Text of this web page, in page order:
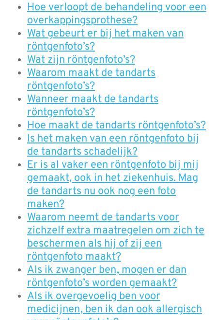
Hoe verloopt de behandeling voor een
overkappingsprothese?
Wat gebeurt er bij het maken van
röntgenfoto’s?
Wat zijn röntgenfoto’s?
Waarom maakt de tandarts
röntgenfoto’s?
Wanneer maakt de tandarts
röntgenfoto’s?
Hoe maakt de tandarts röntgenfoto’s?
Is het maken van een röntgenfoto bij
de tandarts schadelijk?
Er is al vaker een röntgenfoto bij mij
gemaakt, ook in het ziekenhuis. Mag
de tandarts nu ook nog een foto
maken?
Waarom neemt de tandarts voor
zichzelf extra maatregelen om zich te
beschermen als hij of zij een
röntgenfoto maakt?
Als ik zwanger ben, mogen er dan
röntgenfoto’s worden gemaakt?
Als ik overgevoelig ben voor
medicijnen, ben ik dan ook allergisch